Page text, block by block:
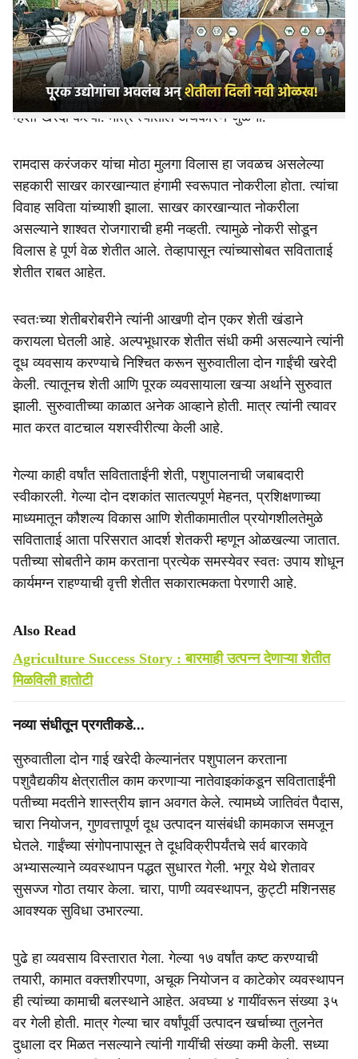
r
e
नसल्याने सव्वादोन एकर जिरायती पिकांवर मिळणारे उत्पन्न मर्यादित
होते. त्यामुळे रामदास विठोबा करंजकर यांच्या समोर संघर्ष होता.
पदरमोड करून या कुटुंबाने शेतीमध्ये सिंचन सुविधा निर्माण केली.
मेथी, पालक अशा पालेभाज्यांचे उत्पादन घेतले जायचे. मात्र उत्पन्न
मर्यादित असल्याने पूरक व्यवसाय म्हणून दुग्ध व्यवसाय करण्यासाठी
म्हशी खरेदी केल्या. मात्र त्यातील अर्थकारण जुळेना.
रामदास करंजकर यांचा मोठा मुलगा विलास हा जवळच असलेल्या
सहकारी साखर कारखान्यात हंगामी स्वरूपात नोकरीला होता. त्यांचा
विवाह सविता यांच्याशी झाला. साखर कारखान्यात नोकरीला
असल्याने शाश्‍वत रोजगाराची हमी नव्हती. त्यामुळे नोकरी सोडून
विलास हे पूर्ण वेळ शेतीत आले. तेव्हापासून त्यांच्यासोबत सविताताई
शेतीत राबत आहेत.
स्वतःच्या शेतीबरोबरीने त्यांनी आखणी दोन एकर शेती खंडाने
करायला घेतली आहे. अल्पभूधारक शेतीत संधी कमी असल्याने त्यांनी
दूध व्यवसाय करण्याचे निश्‍चित करून सुरुवातीला दोन गाईंची खरेदी
केली. त्यातूनच शेती आणि पूरक व्यवसायाला खऱ्या अर्थाने सुरुवात
झाली. सुरुवातीच्या काळात अनेक आव्हाने होती. मात्र त्यांनी त्यावर
मात करत वाटचाल यशस्वीरीत्या केली आहे.
गेल्या काही वर्षांत सविताताईंनी शेती, पशुपालनाची जबाबदारी
स्वीकारली. गेल्या दोन दशकांत सातत्यपूर्ण मेहनत, प्रशिक्षणाच्या
माध्यमातून कौशल्य विकास आणि शेतीकामातील प्रयोगशीलतेमुळे
सविताताई आता परिसरात आदर्श शेतकरी म्हणून ओळखल्या जातात.
पतीच्या सोबतीने काम करताना प्रत्येक समस्येवर स्वतः उपाय शोधून
कार्यमग्न राहण्याची वृत्ती शेतीत सकारात्मकता पेरणारी आहे.
Also Read
Agriculture Success Story : बारमाही उत्पन्न देणाऱ्या शेतीत
मिळविली हातोटी
नव्या संधीतून प्रगतीकडे...
सुरुवातीला दोन गाई खरेदी केल्यानंतर पशुपालन करताना
पशुवैद्यकीय क्षेत्रातील काम करणाऱ्या नातेवाइकांकडून सविताताईंनी
पतीच्या मदतीने शास्त्रीय ज्ञान अवगत केले. त्यामध्ये जातिवंत पैदास,
चारा नियोजन, गुणवत्तापूर्ण दूध उत्पादन यासंबंधी कामकाज समजून
घेतले. गाईंच्या संगोपनापासून ते दूधविक्रीपर्यंतचे सर्व बारकावे
अभ्यासल्याने व्यवस्थापन पद्धत सुधारत गेली. भगूर येथे शेतावर
सुसज्ज गोठा तयार केला. चारा, पाणी व्यवस्थापन, कुट्टी मशिनसह
आवश्यक सुविधा उभारल्या.
पुढे हा व्यवसाय विस्तारात गेला. गेल्या १७ वर्षांत कष्ट करण्याची
तयारी, कामात वक्तशीरपणा, अचूक नियोजन व काटेकोर व्यवस्थापन
ही त्यांच्या कामाची बलस्थाने आहेत. अवघ्या ४ गायींवरून संख्या ३५
वर गेली होती. मात्र गेल्या चार वर्षांपूर्वी उत्पादन खर्चाच्या तुलनेत
दुधाला दर मिळत नसल्याने त्यांनी गायींची संख्या कमी केली. सध्या